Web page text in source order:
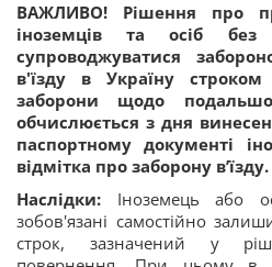
ВАЖЛИВО!
Рішення про
іноземців та осіб без
супроводжуватися
в'їзду в Україну
заборони щодо
обчислюється з дня
паспортному документі
відмітка про заборону в’їзду.
Наслідки: Іноземець або
зобов'язані самостійно
строк, зазначений у